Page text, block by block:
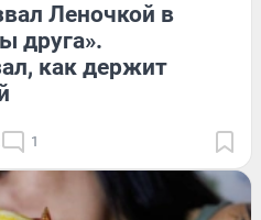
Леночкой в
друга».
как держит
1